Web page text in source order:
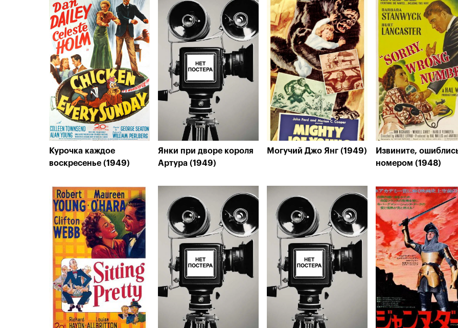
Курочка каждое
воскресенье (1949)
Янки при дворе короля
Артура (1949)
Могучий Джо Янг (1949)
Извините,
номером (1948)